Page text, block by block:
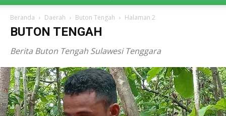
Beranda Daerah Buton Tengah Halaman 2
BUTON TENGAH
Berita Buton Tengah Sulawesi Tenggara